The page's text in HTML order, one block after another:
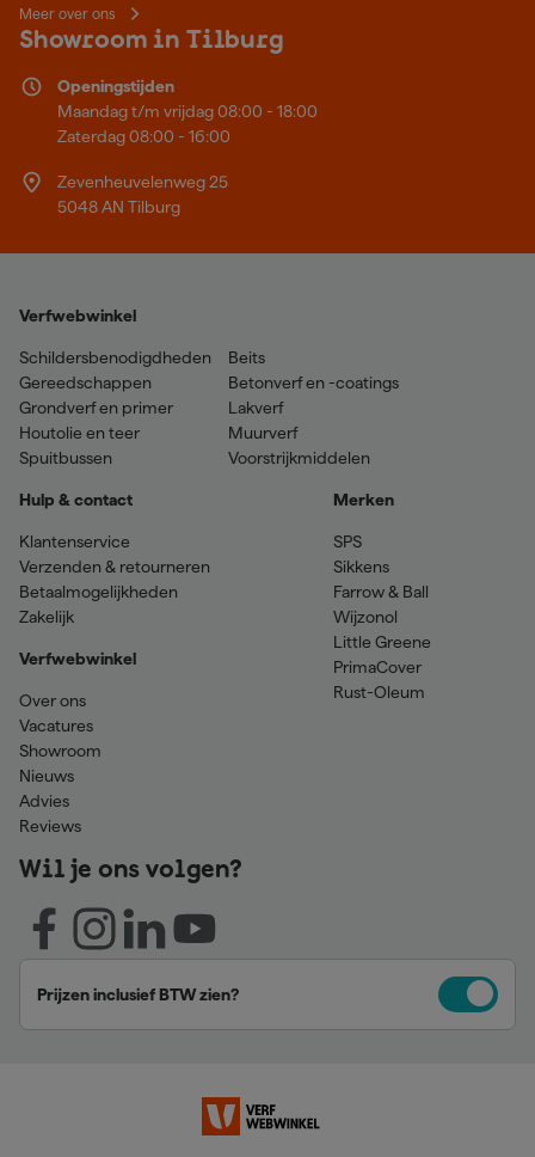
Meer over ons
Showroom in Tilburg
Openingstijden
Maandag t/m vrijdag 08:00 - 18:00
Zaterdag 08:00 - 16:00
Zevenheuvelenweg 25
5048 AN Tilburg
Verfwebwinkel
Schildersbenodigdheden
Gereedschappen
Grondverf en primer
Houtolie en teer
Spuitbussen
Beits
Betonverf en -coatings
Lakverf
Muurverf
Voorstrijkmiddelen
Hulp & contact
Klantenservice
Verzenden & retourneren
Betaalmogelijkheden
Zakelijk
Verfwebwinkel
Over ons
Vacatures
Showroom
Nieuws
Advies
Reviews
Merken
SPS
Sikkens
Farrow & Ball
Wijzonol
Little Greene
PrimaCover
Rust-Oleum
Wil je ons volgen?
Prijzen inclusief BTW zien?